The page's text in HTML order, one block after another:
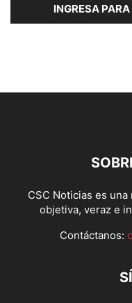
INGRESA
CSC Noticias es
objetiva, veraz e
Contáctanos: